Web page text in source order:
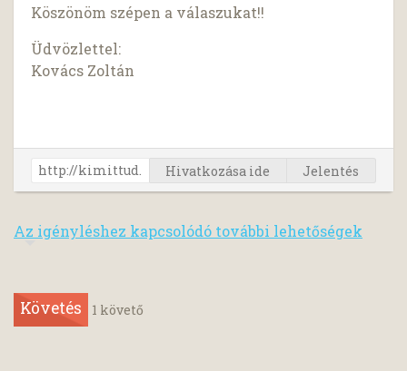
Köszönöm szépen a válaszukat!!
Üdvözlettel:
Kovács Zoltán
Hivatkozása ide Jelentés
Az igényléshez kapcsolódó további lehetőségek
Követés 1 követő